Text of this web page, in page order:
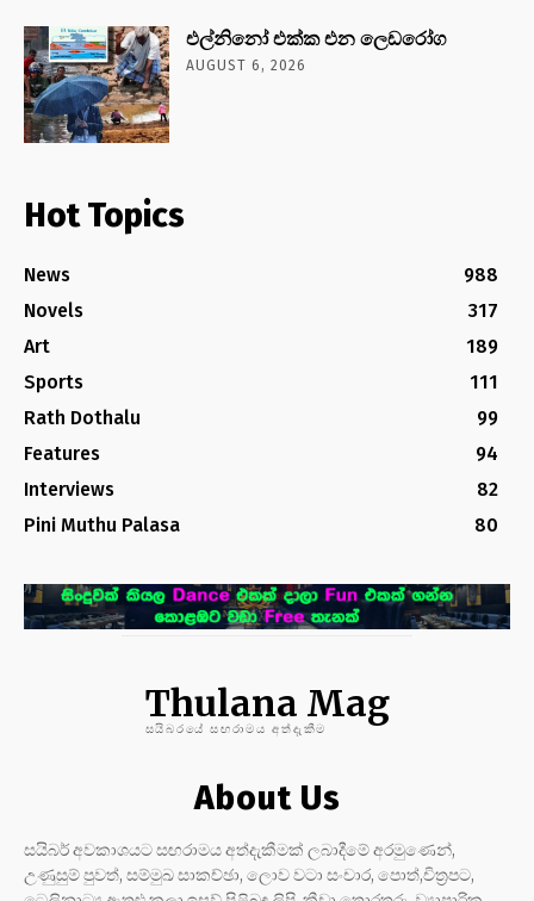
එල්නිනෝ එක්ක එන ලෙඩරෝග
AUGUST 6, 2026
Hot Topics
News
988
Novels
317
Art
189
Sports
111
Rath Dothalu
99
Features
94
Interviews
82
Pini Muthu Palasa
80
Thulana Mag
සයිබරයේ සඟරාමය අත්දැකීම
About Us
සයිබර් අවකාශයට සඟරාමය අත්දැකීමක් ලබාදීමේ අරමුණෙන්,
උණුසුම් පුවත්, සම්මුඛ සාකච්ඡා, ලොව වටා සංචාර, පොත්,චිත්‍රපට,